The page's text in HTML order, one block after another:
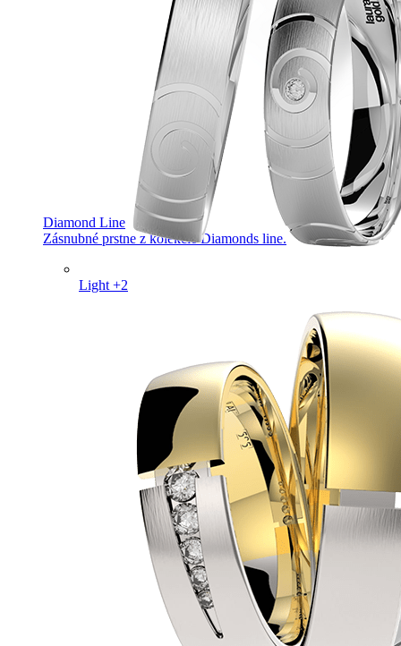
Diamond Line
Zásnubné prstne z kolekcie Diamonds line.
Light +2